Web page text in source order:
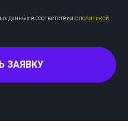
данных в соответствии с политикой
ЗАЯВКУ